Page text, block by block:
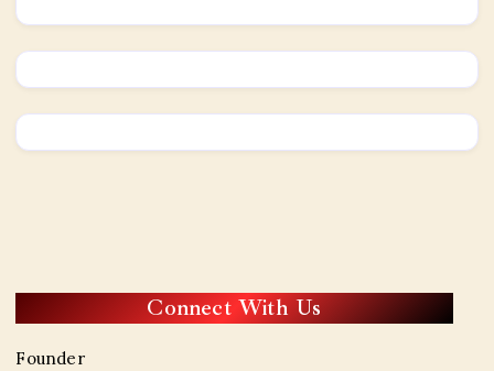
Connect With Us
Founder